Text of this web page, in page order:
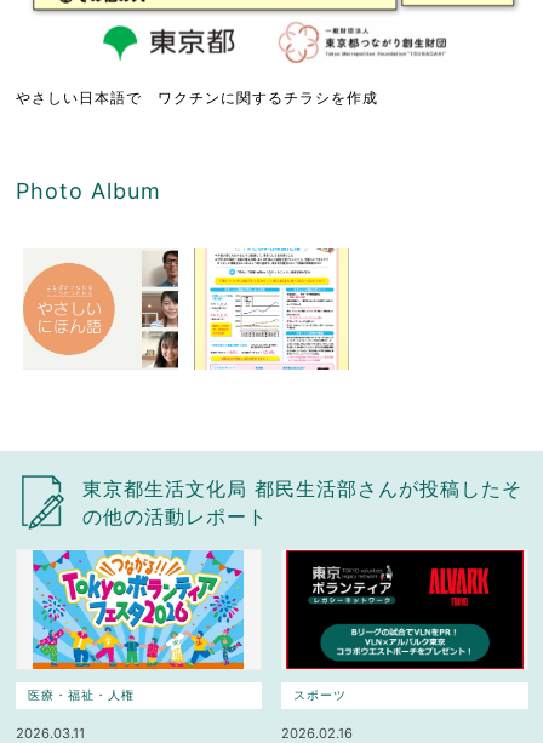
やさしい日本語で ワクチンに関するチラシを作成
Photo Album
東京都生活文化局 都民生活部さんが投稿したそ
の他の活動レポート
医療・福祉・人権
2026.03.11
スポーツ
2026.02.16